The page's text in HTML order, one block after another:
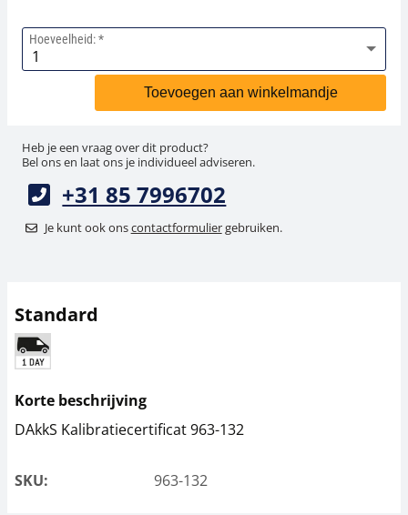
Hoeveelheid:
Toevoegen aan winkelmandje
Heb je een vraag over dit product?
Bel ons en laat ons je individueel adviseren.
+31 85 7996702
Je kunt ook onscontactformuliergebruiken.
Standard
Korte beschrijving
DAkkS Kalibratiecertificat 963-132
SKU: 963-132